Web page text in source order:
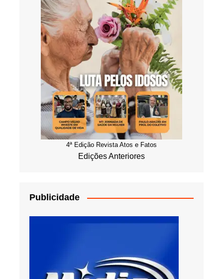
4ª Edição Revista Atos e Fatos
Edições Anteriores
Publicidade